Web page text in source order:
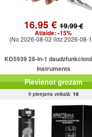
16.95 €19.99 €
Atlaide: -15%
(No 2026-08-02 līdz 2026-08-
KD5939 28-in-1
instruments
Pievienot grozam
Ir pieejams veikalā: 10